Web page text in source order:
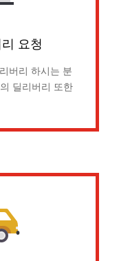
요청
버리 하시는 분
딜리버리 또한